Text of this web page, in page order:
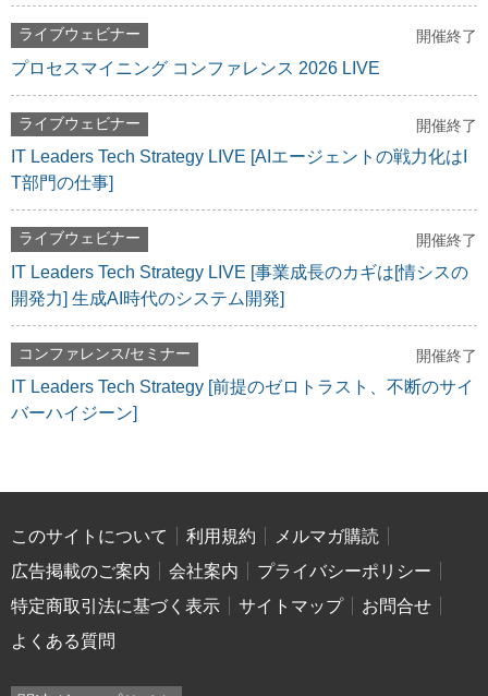
ライブウェビナー 開催終了
プロセスマイニング コンファレンス 2026 LIVE
ライブウェビナー 開催終了
IT Leaders Tech Strategy LIVE [AIエージェントの戦力化はI
T部門の仕事]
ライブウェビナー 開催終了
IT Leaders Tech Strategy LIVE [事業成長のカギは[情シスの
開発力] 生成AI時代のシステム開発]
コンファレンス/セミナー 開催終了
IT Leaders Tech Strategy [前提のゼロトラスト、不断のサイ
バーハイジーン]
このサイトについて 利用規約
メルマガ購読
広告掲載のご案内
会社案内
プライバシーポリシー
特定商取引法に基づく表示
サイトマップ
お問合せ
よくある質問